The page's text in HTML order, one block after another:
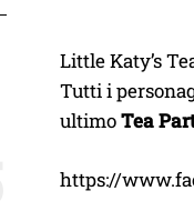
Little Katy’s
Tutti i
ultimoTea
https://